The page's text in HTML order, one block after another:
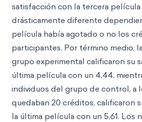
satisfacción con la tercera película
drásticamente diferente
película había agotado o no los
participantes. Por término medio,
grupo experimental calificaron su
última película con un 4,44,
individuos del grupo de control, a
quedaban 20 créditos, calificaron
la última película con un 5,61. Los